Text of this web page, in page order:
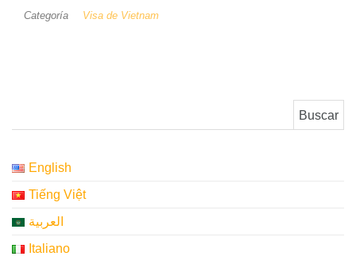
Categoría Visa de Vietnam
English
Tiếng Việt
العربية
Italiano